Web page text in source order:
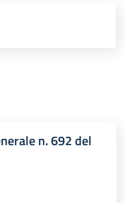
n. 692 del